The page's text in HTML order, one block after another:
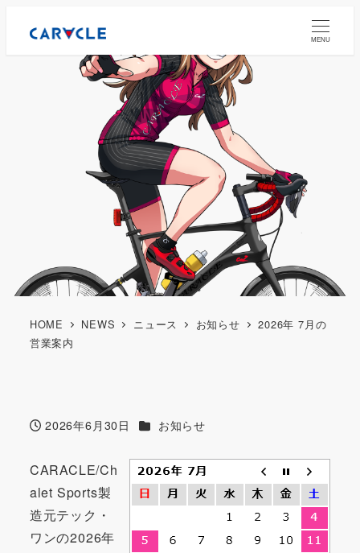
MENU
HOME NEWS ニュース お知らせ
2026年 7月の
営業案内
投稿日
2026年6月30日 カテゴリー
お知らせ
CARACLE/Ch
alet Sports製
造元テック・
ワンの2026年